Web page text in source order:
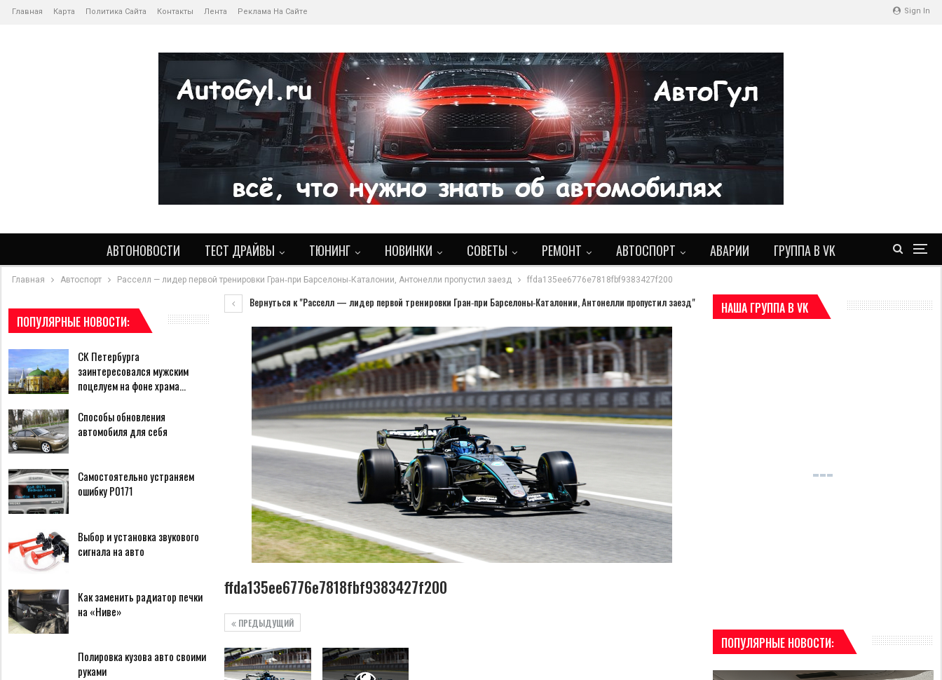
Sign In
Главная Карта Политика Сайта Контакты Лента Реклама На Сайте
АВТОНОВОСТИ ТЕСТ ДРАЙВЫ ТЮНИНГ НОВИНКИ СОВЕТЫ РЕМОНТ АВТОСПОРТ АВАРИИ ГРУППА В VK
Главная Автоспорт Расселл — лидер первой тренировки Гран‑при Барселоны‑Каталонии, Антонелли пропустил заезд ffda135ee6776e7818fbf9383427f200
Вернуться к "Расселл — лидер первой тренировки Гран‑при Барселоны‑Каталонии, Антонелли пропустил заезд"
ffda135ee6776e7818fbf9383427f200
ПРЕДЫДУЩИЙ
НАША ГРУППА В VK
ПОПУЛЯРНЫЕ НОВОСТИ:
ПОПУЛЯРНЫЕ НОВОСТИ:
СК Петербурга
заинтересовался мужским
поцелуем на фоне храма…
Способы обновления
автомобиля для себя
Самостоятельно устраняем
ошибку Р0171
Выбор и установка звукового
сигнала на авто
Как заменить радиатор печки
на «Ниве»
Полировка кузова авто своими
руками